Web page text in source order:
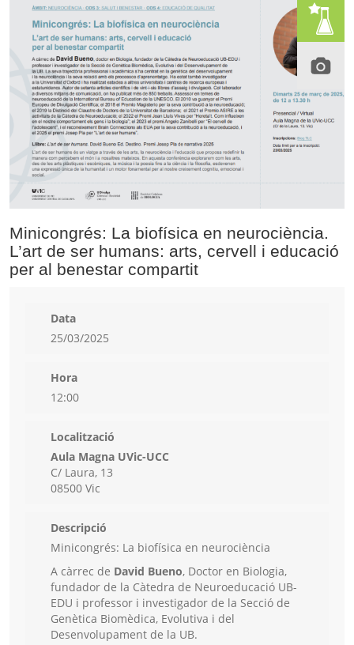
Minicongrés: La biofísica en neurociència.
L’art de ser humans: arts, cervell i educació
per al benestar compartit
Data
25/03/2025
Hora
12:00
Localització
Aula Magna UVic-UCC
C/ Laura, 13
08500 Vic
Descripció
Minicongrés: La biofísica en neurociència
A càrrec de David Bueno, Doctor en Biologia,
fundador de la Càtedra de Neuroeducació UB-
EDU i professor i investigador de la Secció de
Genètica Biomèdica, Evolutiva i del
Desenvolupament de la UB.